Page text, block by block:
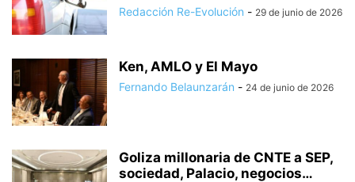
Redacción Re-Evolución - 29 de junio de 2026
Ken, AMLO y El Mayo
Fernando Belaunzarán - 24 de junio de 2026
Goliza millonaria de CNTE a SEP,
sociedad, Palacio, negocios…